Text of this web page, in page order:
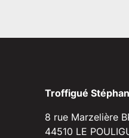
Troffigué
8 rue Marzelière
44510 LE